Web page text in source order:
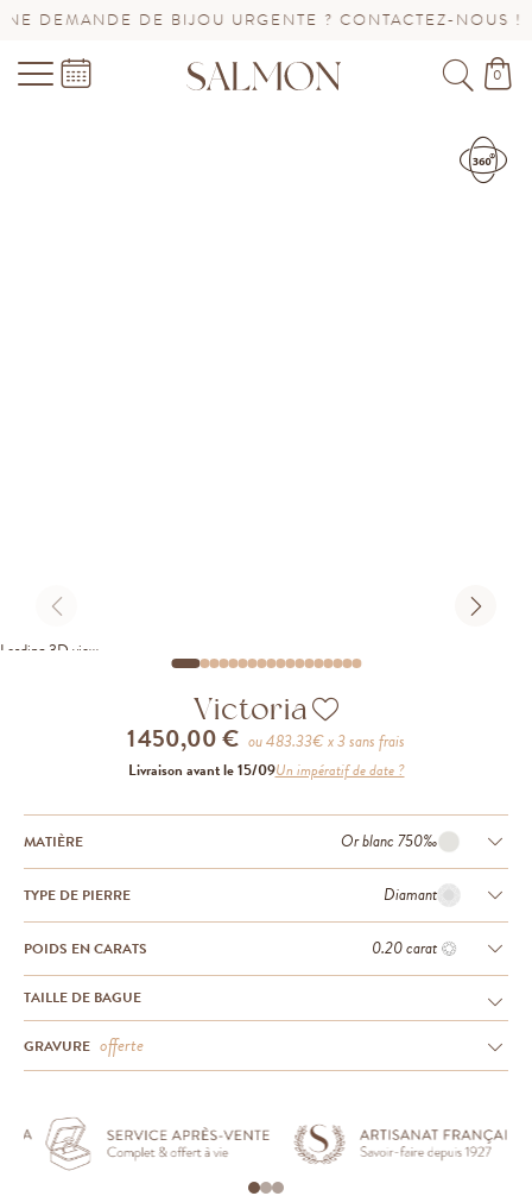
DE BIJOU URGENTE ? CONTACTEZ-NOUS !
0
Loading 3D view
Victoria
1 450,00 € ou483.33€ x 3 sans frais
Livraison avant le 15/09Un impératif de date ?
MATIÈRE Or blanc 750‰
TYPE DE PIERRE Diamant
POIDS EN CARATS 0.20 carat
TAILLE DE BAGUE
GRAVURE offerte